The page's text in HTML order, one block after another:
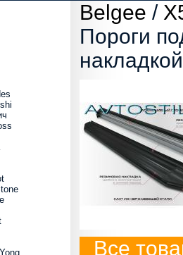
Belgee /
Пороги
Все